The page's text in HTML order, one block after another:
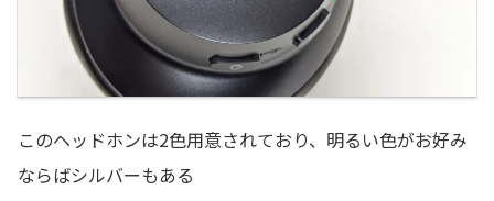
このヘッドホンは2色用意されており、明るい色がお好み
ならばシルバーもある